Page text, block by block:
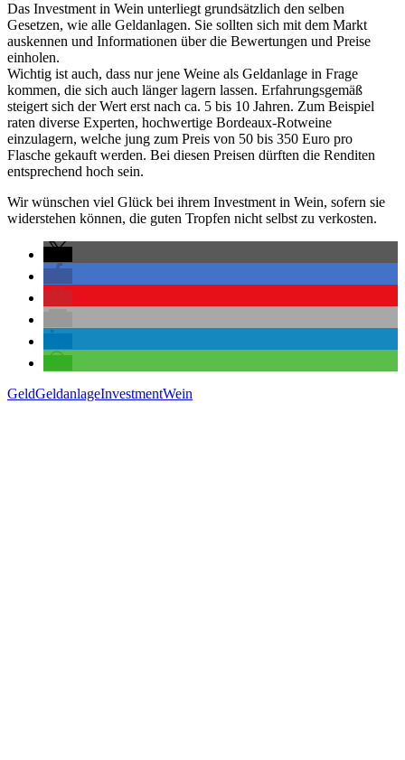
Das Investment in Wein unterliegt grundsätzlich den selben
Gesetzen, wie alle Geldanlagen. Sie sollten sich mit dem Markt
auskennen und Informationen über die Bewertungen und Preise
einholen.
Wichtig ist auch, dass nur jene Weine als Geldanlage in Frage
kommen, die sich auch länger lagern lassen. Erfahrungsgemäß
steigert sich der Wert erst nach ca. 5 bis 10 Jahren. Zum Beispiel
raten diverse Experten, hochwertige Bordeaux-Rotweine
einzulagern, welche jung zum Preis von 50 bis 350 Euro pro
Flasche gekauft werden. Bei diesen Preisen dürften die Renditen
entsprechend hoch sein.
Wir wünschen viel Glück bei ihrem Investment in Wein, sofern sie
widerstehen können, die guten Tropfen nicht selbst zu verkosten.
GeldGeldanlageInvestmentWein